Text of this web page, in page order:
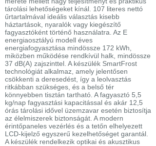
tárolási lehetőségeket kínál. 107 literes nettó
űrtartalmával ideális választás kisebb
háztartások, nyaralók vagy kiegészítő
fagyasztóként történő használatra. Az E
energiaosztályú modell éves
energiafogyasztása mindössze 172 kWh,
miközben működése rendkívül halk, mindössze
37 dB(A) zajszinttel. A készülék SmartFrost
technológiát alkalmaz, amely jelentősen
csökkenti a deresedést, így a leolvasztás
ritkábban szükséges, és a belső tér
könnyebben tisztán tartható. A fagyasztó 5,5
kg/nap fagyasztási kapacitással és akár 12,5
órás tárolási idővel üzemzavar esetén biztosítja
az élelmiszerek biztonságát. A modern
érintőpaneles vezérlés és a tetőn elhelyezett
LCD-kijelző egyszerű kezelhetőséget garantál.
A készülék rendelkezik optikai és akusztikus